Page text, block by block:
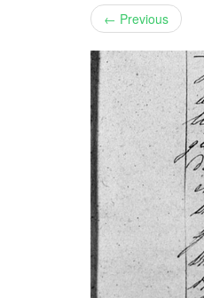
← Previous